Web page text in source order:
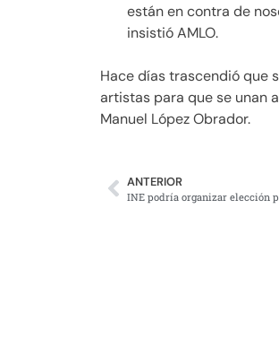
están en contra de
insistió AMLO.
Hace días trascendió que
artistas para que se unan
Manuel López Obrador.
ANTERIOR